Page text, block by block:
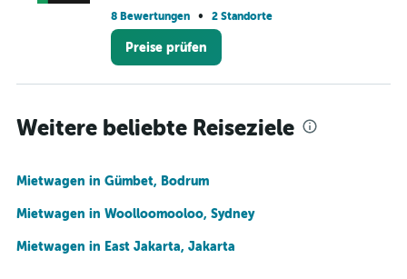
8 Bewertungen • 2 Standorte
Preise prüfen
Weitere beliebte Reiseziele
Mietwagen in Gümbet, Bodrum
Mietwagen in Woolloomooloo, Sydney
Mietwagen in East Jakarta, Jakarta